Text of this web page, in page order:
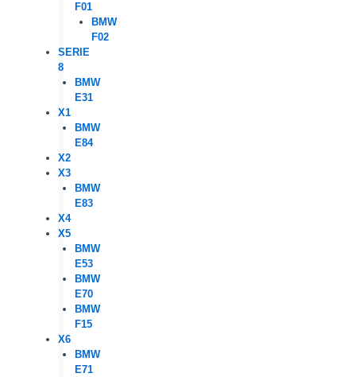
F01
BMW
F02
SERIE
8
BMW
E31
X1
BMW
E84
X2
X3
BMW
E83
X4
X5
BMW
E53
BMW
E70
BMW
F15
X6
BMW
E71